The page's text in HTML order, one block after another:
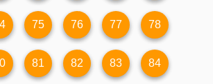
75 76 77 78
81 82 83 84